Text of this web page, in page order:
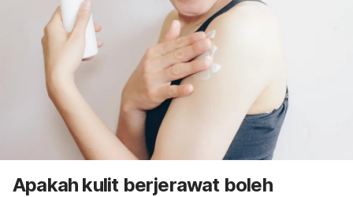
Apakah kulit berjerawat boleh